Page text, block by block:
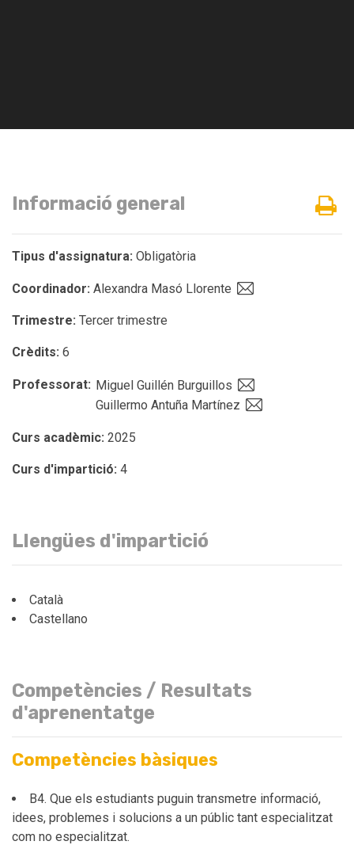
Informació general
Tipus d'assignatura: Obligatòria
Coordinador: Alexandra Masó Llorente
Trimestre: Tercer trimestre
Crèdits: 6
Professorat: Miguel Guillén Burguillos
Guillermo Antuña Martínez
Curs acadèmic: 2025
Curs d'impartició: 4
Llengües d'impartició
Català
Castellano
Competències / Resultats
d'aprenentatge
Competències bàsiques
B4. Que els estudiants puguin transmetre informació,
idees, problemes i solucions a un públic tant especialitzat
com no especialitzat.